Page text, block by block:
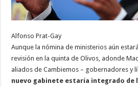
Alfonso Prat-Gay
Aunque la nómina de ministerios aún
revisión en la quinta de Olivos, adonde
aliados de Cambiemos – gobernadores y
nuevo gabinete estaría integrado de